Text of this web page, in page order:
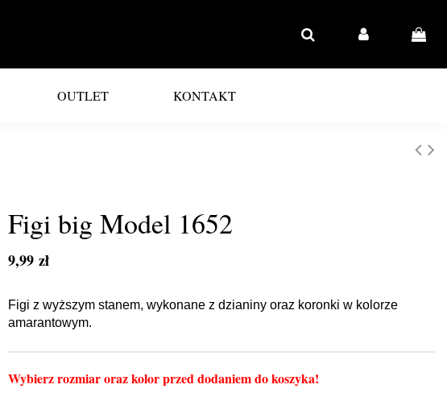
OUTLET KONTAKT
Figi big Model 1652
9,99 zł
Figi z wyższym stanem, wykonane z dzianiny oraz koronki w kolorze
amarantowym.
Wybierz rozmiar oraz kolor przed dodaniem do koszyka!